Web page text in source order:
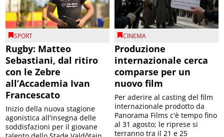
SPORT
Rugby: Matteo
Sebastiani, dal ritiro
con le Zebre
all’Accademia Ivan
Francescato
Inizio della nuova stagione
agonistica all'insegna delle
soddisfazioni per il giovane
CINEMA
Produzione
internazionale cerca
comparse per un
nuovo film
Per aderire al casting del film
internazionale prodotto da
Panorama Films c'è tempo fino
al 31 agosto; le riprese si
terranno tra il 21 e 25